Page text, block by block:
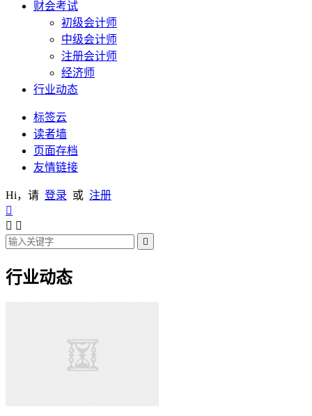
财会考试
初级会计师
中级会计师
注册会计师
经济师
行业动态
标签云
读者墙
页面存档
友情链接
Hi，请 登录 或 注册

 

行业动态